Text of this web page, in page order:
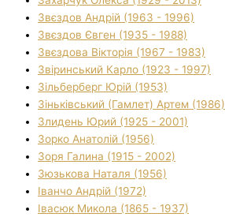
Звєздов Андрій (1963 - 1996)
Звєздов Євген (1935 - 1988)
Звєздова Вікторія (1967 - 1983)
Звіринський Карло (1923 - 1997)
Зільберберг Юрій (1953)
Зіньківський (Гамлет) Артем (1986)
Злидень Юрий (1925 - 2001)
Зорко Анатолій (1956)
Зоря Галина (1915 - 2002)
Зюзькова Наталя (1956)
Іванчо Андрій (1972)
Івасюк Микола (1865 - 1937)